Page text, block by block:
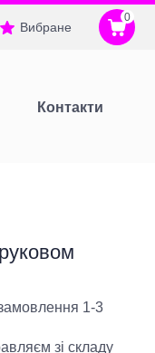
Вибране
0
Контакти
1-3
зі складу